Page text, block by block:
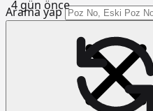
Arama yap
4 gün önce